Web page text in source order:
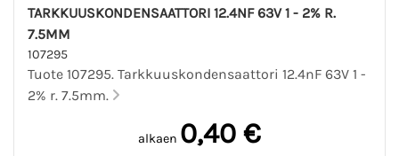
TARKKUUSKONDENSAATTORI 12.4NF 63V 1 - 2% R.
7.5MM
107295
Tuote 107295. Tarkkuuskondensaattori 12.4nF 63V 1 -
2% r. 7.5mm.
alkaen 0,40 €